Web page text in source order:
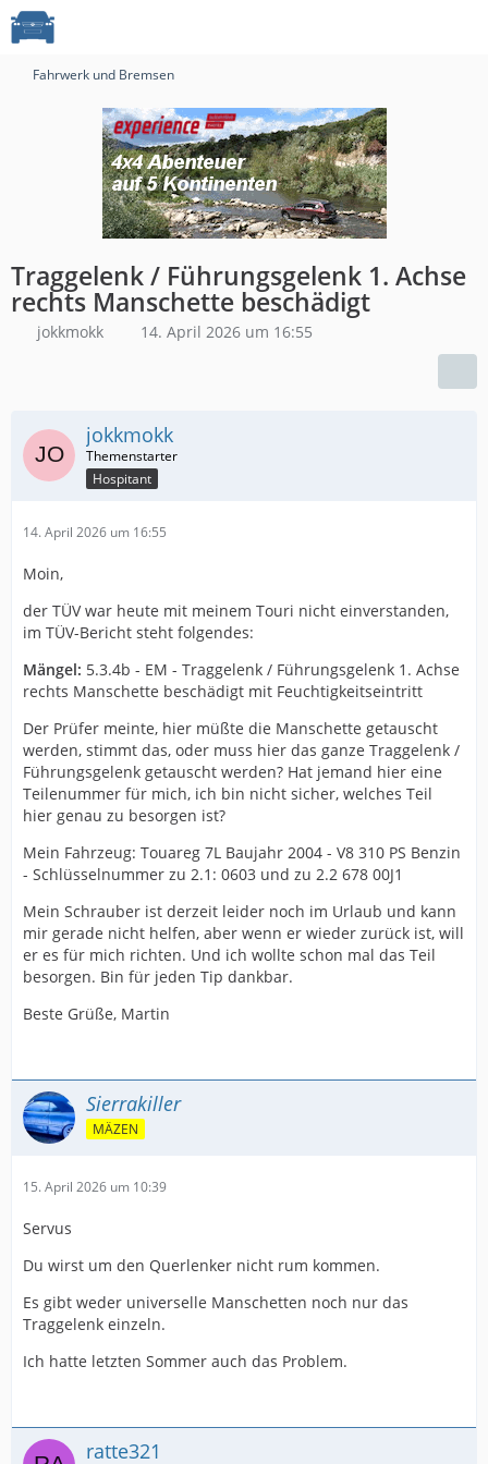
Fahrwerk und Bremsen
Traggelenk / Führungsgelenk 1. Achse
rechts Manschette beschädigt
jokkmokk 14. April 2026 um 16:55
jokkmokk
Hospitant
14. April 2026 um 16:55
Moin,
der TÜV war heute mit meinem Touri nicht einverstanden,
im TÜV-Bericht steht folgendes:
Mängel: 5.3.4b - EM - Traggelenk / Führungsgelenk 1. Achse
rechts Manschette beschädigt mit Feuchtigkeitseintritt
Der Prüfer meinte, hier müßte die Manschette getauscht
werden, stimmt das, oder muss hier das ganze Traggelenk /
Führungsgelenk getauscht werden? Hat jemand hier eine
Teilenummer für mich, ich bin nicht sicher, welches Teil
hier genau zu besorgen ist?
Mein Fahrzeug: Touareg 7L Baujahr 2004 - V8 310 PS Benzin
- Schlüsselnummer zu 2.1: 0603 und zu 2.2 678 00J1
Mein Schrauber ist derzeit leider noch im Urlaub und kann
mir gerade nicht helfen, aber wenn er wieder zurück ist, will
er es für mich richten. Und ich wollte schon mal das Teil
besorgen. Bin für jeden Tip dankbar.
Beste Grüße, Martin
Sierrakiller
MÄZEN
15. April 2026 um 10:39
Servus
Du wirst um den Querlenker nicht rum kommen.
Es gibt weder universelle Manschetten noch nur das
Traggelenk einzeln.
Ich hatte letzten Sommer auch das Problem.
ratte321